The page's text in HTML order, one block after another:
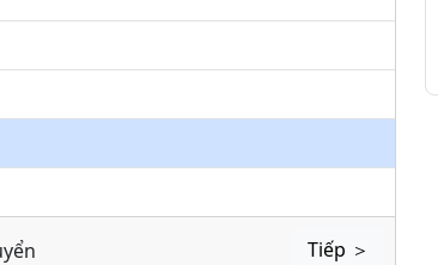
keys
volume.
Tiếp ＞